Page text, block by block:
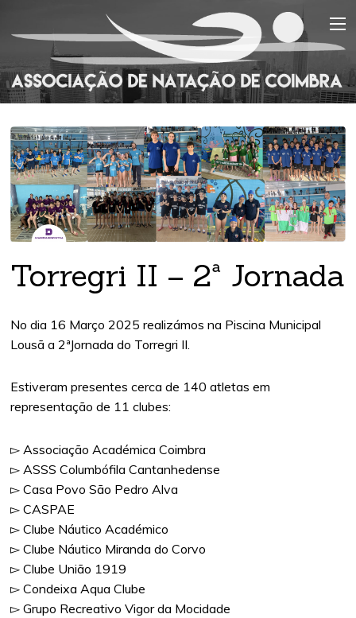
Torregri II – 2ª Jornada
No dia 16 Março 2025 realizámos na Piscina Municipal
Lousã a 2ªJornada do Torregri II.
Estiveram presentes cerca de 140 atletas em
representação de 11 clubes:
▻ Associação Académica Coimbra
▻ ASSS Columbófila Cantanhedense
▻ Casa Povo São Pedro Alva
▻ CASPAE
▻ Clube Náutico Académico
▻ Clube Náutico Miranda do Corvo
▻ Clube União 1919
▻ Condeixa Aqua Clube
▻ Grupo Recreativo Vigor da Mocidade